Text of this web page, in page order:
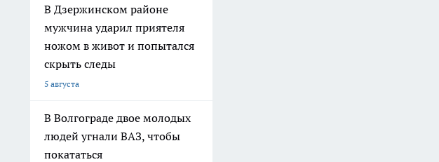
В Дзержинском районе
мужчина ударил приятеля
ножом в живот и попытался
скрыть следы
5 августа
В Волгограде двое молодых
людей угнали ВАЗ, чтобы
покататься